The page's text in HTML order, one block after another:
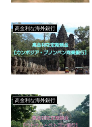
高金利な海外銀行
高金利な海外銀行